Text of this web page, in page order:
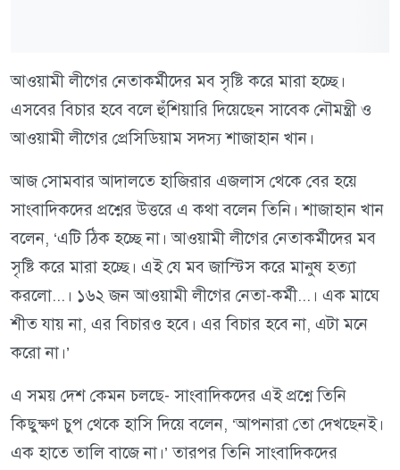
আওয়ামী লীগের নেতাকর্মীদের মব সৃষ্টি করে মারা হচ্ছে।
এসবের বিচার হবে বলে হুঁশিয়ারি দিয়েছেন সাবেক নৌমন্ত্রী ও
আওয়ামী লীগের প্রেসিডিয়াম সদস্য শাজাহান খান।
আজ সোমবার আদালতে হাজিরার এজলাস থেকে বের হয়ে
সাংবাদিকদের প্রশ্নের উত্তরে এ কথা বলেন তিনি। শাজাহান খান
বলেন, ‘এটি ঠিক হচ্ছে না। আওয়ামী লীগের নেতাকর্মীদের মব
সৃষ্টি করে মারা হচ্ছে। এই যে মব জাস্টিস করে মানুষ হত্যা
করলো...। ১৬২ জন আওয়ামী লীগের নেতা-কর্মী...। এক মাঘে
শীত যায় না, এর বিচারও হবে। এর বিচার হবে না, এটা মনে
করো না।’
এ সময় দেশ কেমন চলছে- সাংবাদিকদের এই প্রশ্নে তিনি
কিছুক্ষণ চুপ থেকে হাসি দিয়ে বলেন, ‘আপনারা তো দেখছেনই।
এক হাতে তালি বাজে না।’ তারপর তিনি সাংবাদিকদের